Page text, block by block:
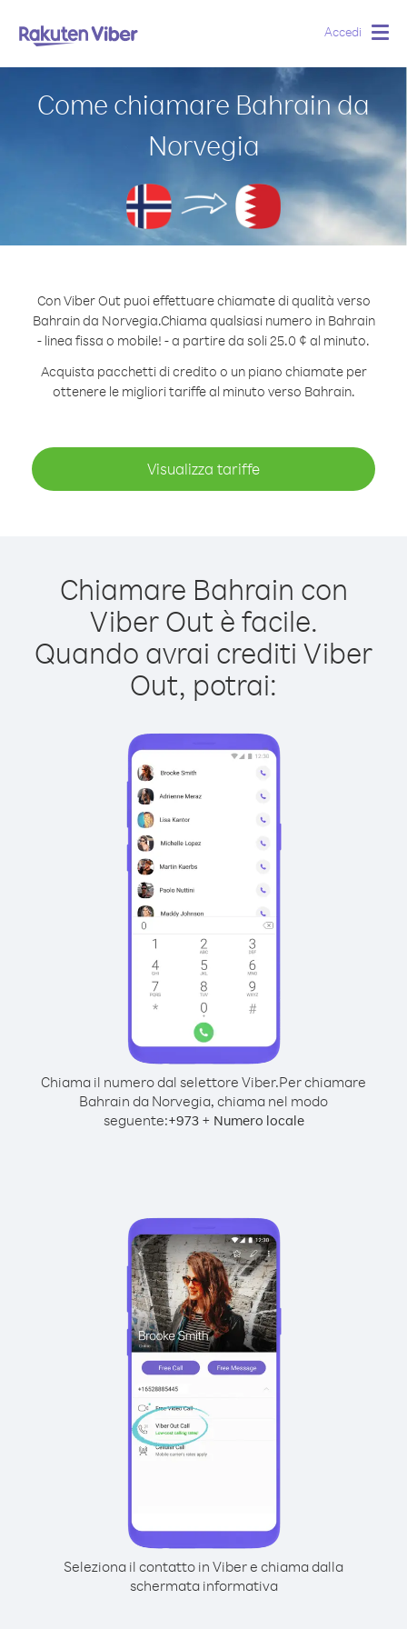
Accedi
Come chiamare Bahrain da
Norvegia
Con Viber Out puoi effettuare chiamate di qualità verso
Bahrain da Norvegia.Chiama qualsiasi numero in Bahrain
- linea fissa o mobile! - a partire da soli 25.0 ¢ al minuto.
Acquista pacchetti di credito o un piano chiamate per
ottenere le migliori tariffe al minuto verso Bahrain.
Visualizza tariffe
Chiamare Bahrain con
Viber Out è facile.
Quando avrai crediti Viber
Out, potrai:
Chiama il numero dal selettore Viber.Per chiamare
Bahrain da Norvegia, chiama nel modo
seguente:+973+ Numero locale
Seleziona il contatto in Viber e chiama dalla
schermata informativa